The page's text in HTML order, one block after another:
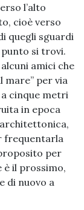
l’alto
cioè verso
quegli sguardi
punto si trovi.
amici che
mare” per via
cinque metri
in epoca
frequentarla
per
è il prossimo,
di nuovo a